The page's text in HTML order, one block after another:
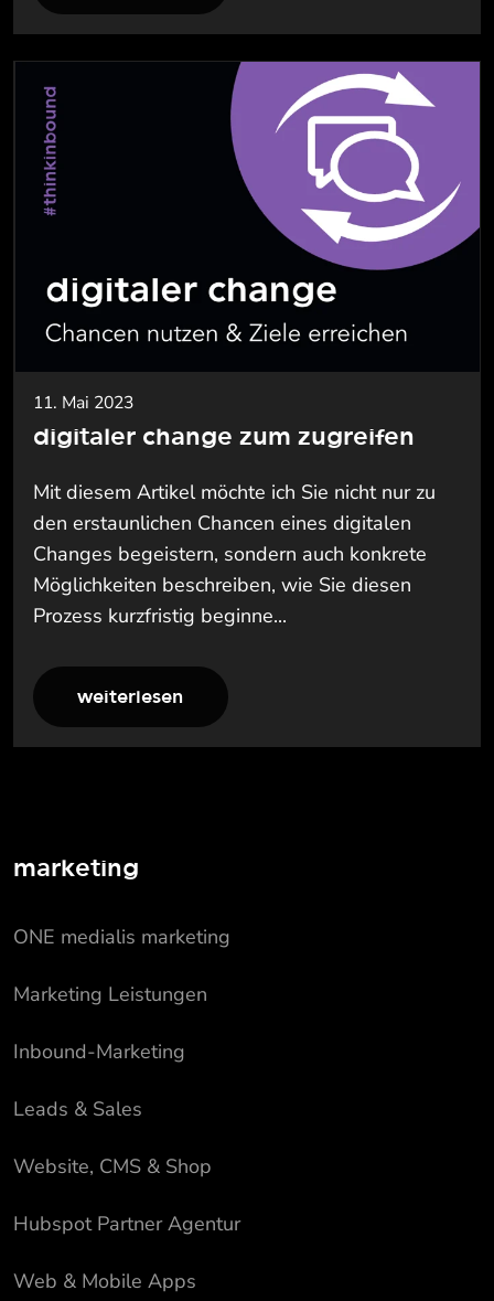
11. Mai 2023
digitaler change zum zugreifen
Mit diesem Artikel möchte ich Sie nicht nur zu
den erstaunlichen Chancen eines digitalen
Changes begeistern, sondern auch konkrete
Möglichkeiten beschreiben, wie Sie diesen
Prozess kurzfristig beginne...
weiterlesen
marketing
ONE medialis marketing
Marketing Leistungen
Inbound-Marketing
Leads & Sales
Website, CMS & Shop
Hubspot Partner Agentur
Web & Mobile Apps